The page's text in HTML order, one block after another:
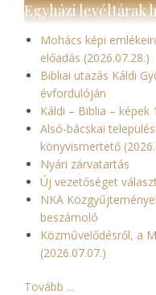
Egyházi levéltárak
Mohács képi
előadás (2026.07.28.)
Bibliai utazás Káldi
évfordulóján
Káldi – Biblia – képek
Alsó-bácskai
könyvismertető
Nyári zárvatartás
Új vezetőséget
NKA
beszámoló
Közművelődésről, a
(2026.07.07.)
Tovább ...